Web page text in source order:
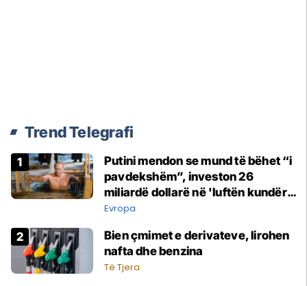
Trend Telegrafi
Putini mendon se mund të bëhet “i
pavdekshëm”, investon 26
miliardë dollarë në 'luftën kundër
plakjes'
Evropa
Bien çmimet e derivateve, lirohen
nafta dhe benzina
Të Tjera